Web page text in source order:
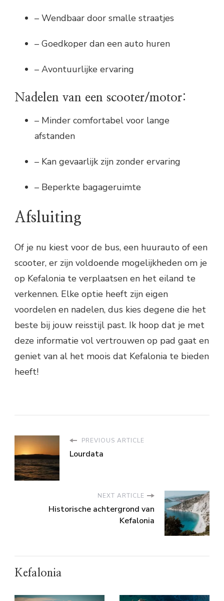
– Wendbaar door smalle straatjes
– Goedkoper dan een auto huren
– Avontuurlijke ervaring
Nadelen van een scooter/motor:
– Minder comfortabel voor lange
afstanden
– Kan gevaarlijk zijn zonder ervaring
– Beperkte bagageruimte
Afsluiting
Of je nu kiest voor de bus, een huurauto of een
scooter, er zijn voldoende mogelijkheden om je
op Kefalonia te verplaatsen en het eiland te
verkennen. Elke optie heeft zijn eigen
voordelen en nadelen, dus kies degene die het
beste bij jouw reisstijl past. Ik hoop dat je met
deze informatie vol vertrouwen op pad gaat en
geniet van al het moois dat Kefalonia te bieden
heeft!
PREVIOUS ARTICLE
Lourdata
NEXT ARTICLE
Historische achtergrond van
Kefalonia
Kefalonia